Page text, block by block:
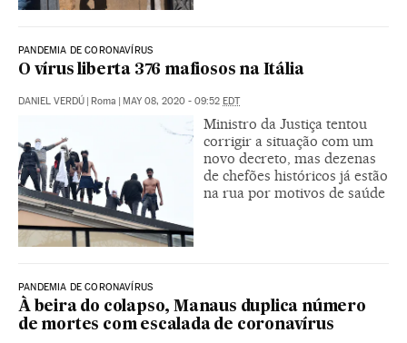
PANDEMIA DE CORONAVÍRUS
O vírus liberta 376 mafiosos na Itália
DANIEL VERDÚ | Roma | MAY 08, 2020 - 09:52 EDT
Ministro da Justiça tentou
corrigir a situação com um
novo decreto, mas dezenas
de chefões históricos já estão
na rua por motivos de saúde
PANDEMIA DE CORONAVÍRUS
À beira do colapso, Manaus duplica número
de mortes com escalada de coronavírus